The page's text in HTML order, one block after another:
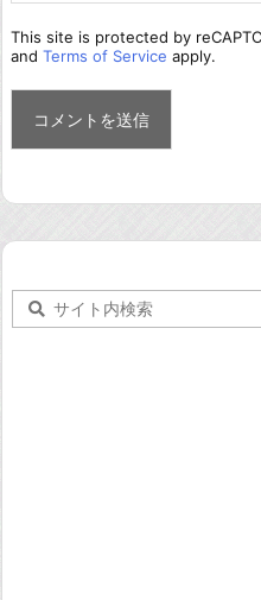
This site is protected by
and Terms of Service apply.